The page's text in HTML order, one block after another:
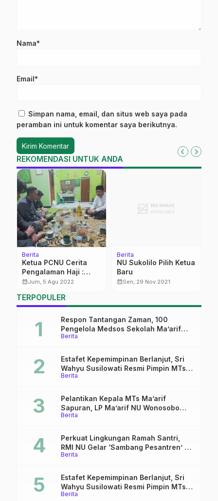
Nama*
Email*
Simpan nama, email, dan situs web saya pada
peramban ini untuk komentar saya berikutnya.
REKOMENDASI UNTUK ANDA
Berita
Ketua PCNU Cerita
Pengalaman Haji :
Saya Bandingkan
(1)
calendar_monthJum, 5 Agu 2022
Berita
NU Sukolilo Pilih Ketua
Baru
calendar_monthSen, 29 Nov 2021
TERPOPULER
Berita
Respon Tantangan Zaman, 100
Pengelola Medsos Sekolah Ma’arif
Pekalongan Ikuti Pelatihan Literasi
Berita
Estafet Kepemimpinan Berlanjut, Sri
Wahyu Susilowati Resmi Pimpin MTs
Ma’arif Sapuran
Berita
Pelantikan Kepala MTs Ma’arif
Sapuran, LP Ma’arif NU Wonosobo
Tekankan Lima Amanah
Berita
Perkuat Lingkungan Ramah Santri,
RMI NU Gelar ‘Sambang Pesantren’ di
Pati
Berita
Estafet Kepemimpinan Berlanjut, Sri
Wahyu Susilowati Resmi Pimpin MTs
Ma’arif Sapuran